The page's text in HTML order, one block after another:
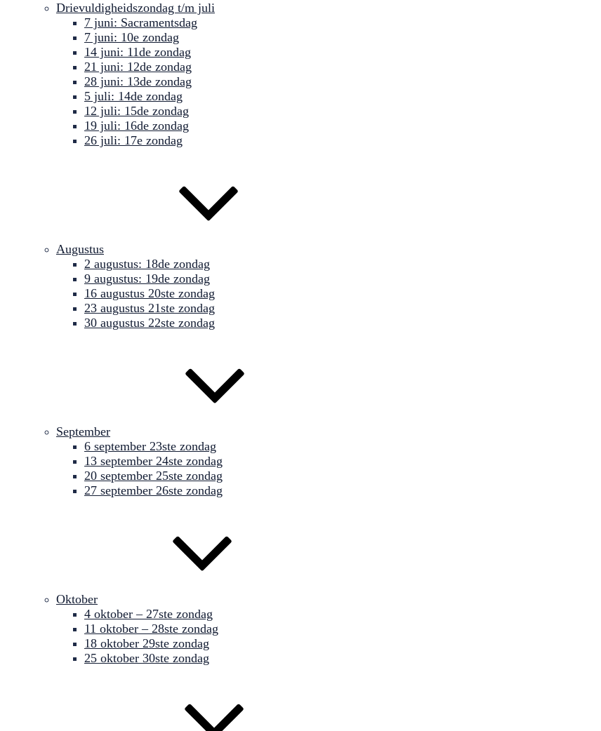
Drievuldigheidszondag t/m juli
7 juni: Sacramentsdag
7 juni: 10e zondag
14 juni: 11de zondag
21 juni: 12de zondag
28 juni: 13de zondag
5 juli: 14de zondag
12 juli: 15de zondag
19 juli: 16de zondag
26 juli: 17e zondag
Augustus
2 augustus: 18de zondag
9 augustus: 19de zondag
16 augustus 20ste zondag
23 augustus 21ste zondag
30 augustus 22ste zondag
September
6 september 23ste zondag
13 september 24ste zondag
20 september 25ste zondag
27 september 26ste zondag
Oktober
4 oktober – 27ste zondag
11 oktober – 28ste zondag
18 oktober 29ste zondag
25 oktober 30ste zondag